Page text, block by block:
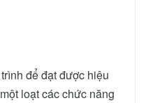
để đạt được hiệu
loạt các chức năng